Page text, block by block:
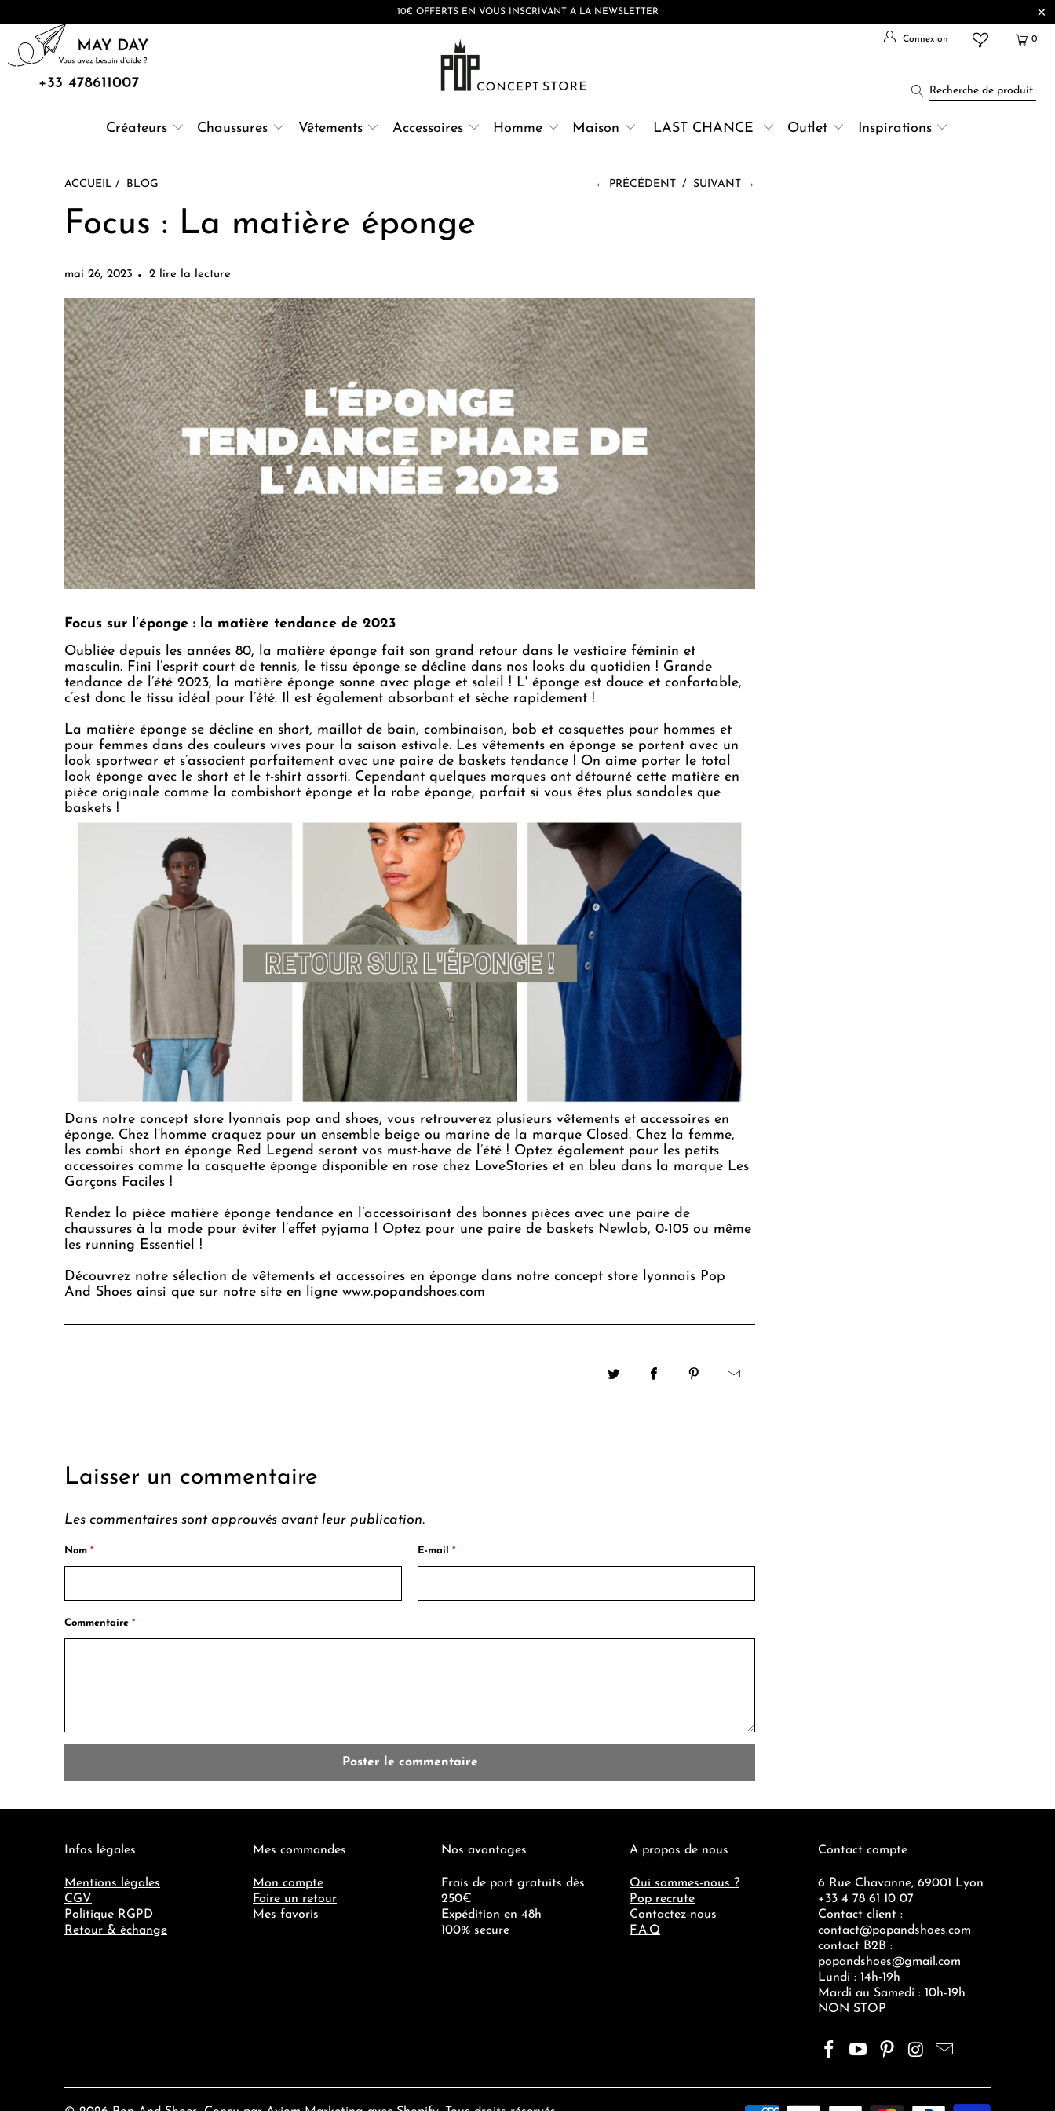
10€ OFFERTS EN VOUS INSCRIVANT A LA NEWSLETTER
Connexion 0
Créateurs Chaussures Vêtements Accessoires Homme Maison LAST CHANCE Outlet Inspirations
ACCUEIL / BLOG ← PRÉCÉDENT / SUIVANT →
Focus : La matière éponge
mai 26, 2023 2 lire la lecture
Focus sur l’éponge : la matière tendance de 2023
Oubliée depuis les années 80, la matière éponge fait son grand retour dans le vestiaire féminin et
masculin. Fini l’esprit court de tennis, le tissu éponge se décline dans nos looks du quotidien ! Grande
tendance de l’été 2023, la matière éponge sonne avec plage et soleil ! L' éponge est douce et confortable,
c’est donc le tissu idéal pour l’été. Il est également absorbant et sèche rapidement !
La matière éponge se décline en short, maillot de bain, combinaison, bob et casquettes pour hommes et
pour femmes dans des couleurs vives pour la saison estivale. Les vêtements en éponge se portent avec un
look sportwear et s’associent parfaitement avec une paire de baskets tendance ! On aime porter le total
look éponge avec le short et le t-shirt assorti. Cependant quelques marques ont détourné cette matière en
pièce originale comme la combishort éponge et la robe éponge, parfait si vous êtes plus sandales que
baskets !
Dans notre concept store lyonnais pop and shoes, vous retrouverez plusieurs vêtements et accessoires en
éponge. Chez l’homme craquez pour un ensemble beige ou marine de la marque Closed. Chez la femme,
les combi short en éponge Red Legend seront vos must-have de l’été ! Optez également pour les petits
accessoires comme la casquette éponge disponible en rose chez LoveStories et en bleu dans la marque Les
Garçons Faciles !
Rendez la pièce matière éponge tendance en l’accessoirisant des bonnes pièces avec une paire de
chaussures à la mode pour éviter l’effet pyjama ! Optez pour une paire de baskets Newlab, 0-105 ou même
les running Essentiel !
Découvrez notre sélection de vêtements et accessoires en éponge dans notre concept store lyonnais Pop
And Shoes ainsi que sur notre site en ligne www.popandshoes.com
Laisser un commentaire
Les commentaires sont approuvés avant leur publication.
Nom * E-mail *
Commentaire *
Infos légales
Mentions légales
CGV
Politique RGPD
Retour & échange
Mes commandes
Mon compte
Faire un retour
Mes favoris
Nos avantages
Frais de port gratuits dès
250€
Expédition en 48h
100% secure
A propos de nous
Qui sommes-nous ?
Pop recrute
Contactez-nous
F.A.Q
Contact compte
6 Rue Chavanne, 69001 Lyon
+33 4 78 61 10 07
Contact client :
contact@popandshoes.com
contact B2B :
popandshoes@gmail.com
Lundi : 14h-19h
Mardi au Samedi : 10h-19h
NON STOP